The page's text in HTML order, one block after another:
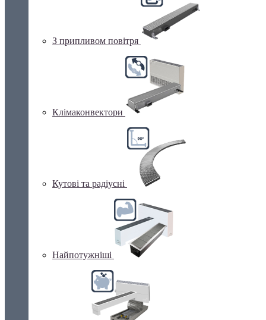
З припливом повітря
Клімаконвектори
Кутові та радіусні
Найпотужніші